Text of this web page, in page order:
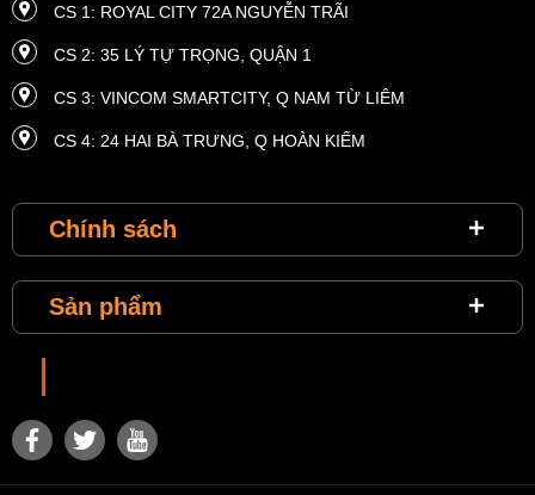
CS 1: ROYAL CITY 72A NGUYỄN TRÃI
CS 2: 35 LÝ TỰ TRỌNG, QUẬN 1
CS 3: VINCOM SMARTCITY, Q NAM TỪ LIÊM
CS 4: 24 HAI BÀ TRƯNG, ​​Q HOÀN KIẾM
CS 6: MASTERI THẢO ĐIỀN, P THẢO ĐIỀN, QUẬN 2
CS 8: VINHOMES METROPOLIS 29 LIỄU GIAI
CS 11: SUNRISE CITY, P TÂN HƯNG, QUẬN 7
CS 12: VINCOM PLAZA ĐÀ NẴNG
Chính sách
Sản phẩm